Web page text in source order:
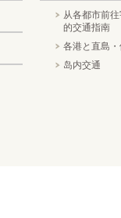
从各都市前
的交通指南
各港と直島
岛内交通